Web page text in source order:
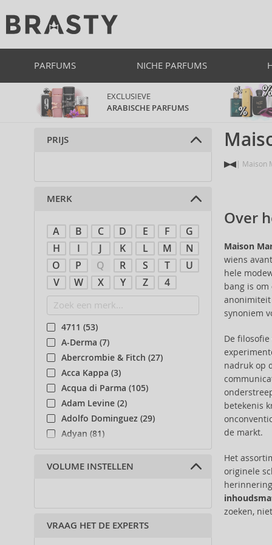
PARFUMS NICHE PARFUMS
EXCLUSIEVE
ARABISCHE PARFUMS
Maison
Over
Maison
wiens
hele
bang is
anonimiteit
synoniem
De filosofie
nadruk op
betekenis
de markt.
Het
originele
zoeken,
PRIJS
MERK
A B C D E F
G
H
I J K L M
N
O
P Q R S T
U
V
W X Y Z 4
4711 (53)
A-Derma (7)
Abercrombie & Fitch (27)
Acca Kappa (3)
Acqua di Parma (105)
Adam Levine (2)
Adolfo Dominguez (29)
Adyan (81)
Affinage (1)
Afnan (90)
Aigner (41)
Ajmal (87)
VOLUME INSTELLEN
VRAAG HET DE EXPERTS